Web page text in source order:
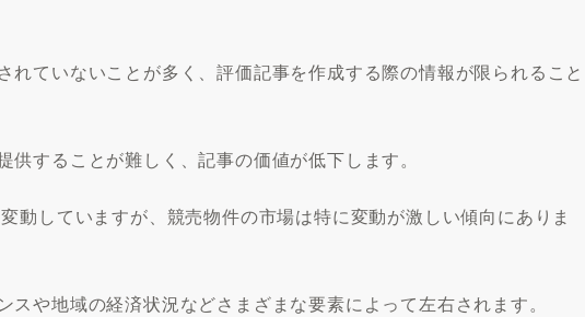
れていないことが多く、評価記事を作成する際の情報が限られること
することが難しく、記事の価値が低下します。
動していますが、競売物件の市場は特に変動が激しい傾向にありま
や地域の経済状況などさまざまな要素によって左右されます。